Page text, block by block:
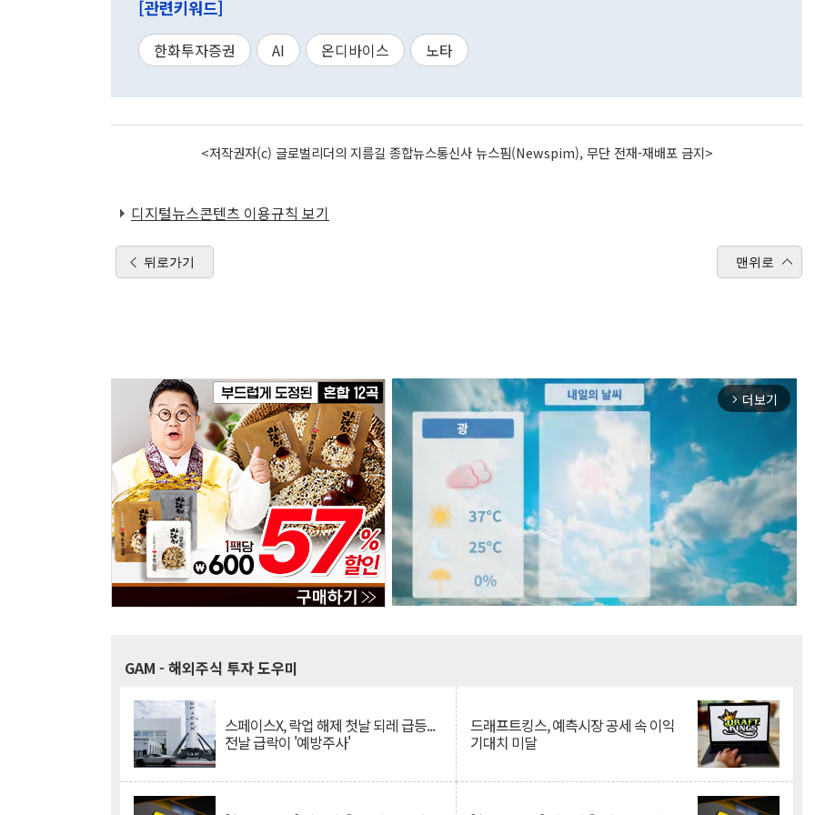
[관련키워드]
한화투자증권 AI 온디바이스 노타
<저작권자(c) 글로벌리더의 지름길 종합뉴스통신사 뉴스핌(Newspim), 무단 전재-재배포 금지>
디지털뉴스콘텐츠 이용규칙 보기
뒤로가기 맨위로
arrow_forward_ios 더보기
GAM - 해외주식 투자 도우미
스페이스X, 락업 해제 첫날 되레 급등...
전날 급락이 '예방주사'
드래프트킹스, 예측시장 공세 속 이익
기대치 미달